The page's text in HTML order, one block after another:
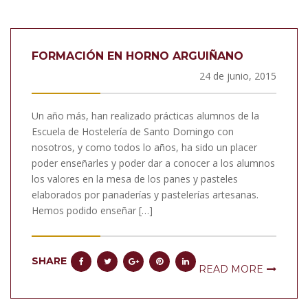
FORMACIÓN EN HORNO ARGUIÑANO
24 de junio, 2015
Un año más, han realizado prácticas alumnos de la
Escuela de Hostelería de Santo Domingo con
nosotros, y como todos lo años, ha sido un placer
poder enseñarles y poder dar a conocer a los alumnos
los valores en la mesa de los panes y pasteles
elaborados por panaderías y pastelerías artesanas.
Hemos podido enseñar […]
SHARE
READ MORE